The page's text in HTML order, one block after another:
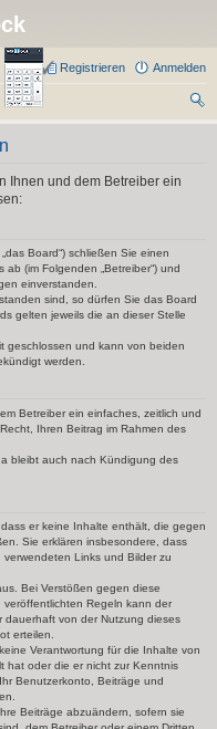
Anmelden
Registrieren
uc
Ihnen und dem Betreiber ein
Board“) schließen Sie einen
(im Folgenden „Betreiber“) und
einverstanden.
sind, so dürfen Sie das Board
gelten jeweils die an dieser Stelle
geschlossen und kann von beiden
werden.
Betreiber ein einfaches, zeitlich und
Ihren Beitrag im Rahmen des
bleibt auch nach Kündigung des
er keine Inhalte enthält, die gegen
Sie erklären insbesondere, dass
Links und Bilder zu
Bei Verstößen gegen diese
Regeln kann der
dauerhaft von der Nutzung dieses
erteilen.
Verantwortung für die Inhalte von
hat oder die er nicht zur Kenntnis
Benutzerkonto, Beiträge und
Beiträge abzuändern, sofern sie